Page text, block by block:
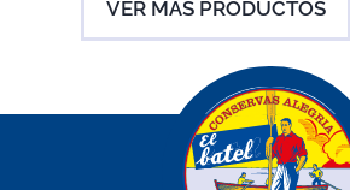
VER MÁS PRODUCTOS